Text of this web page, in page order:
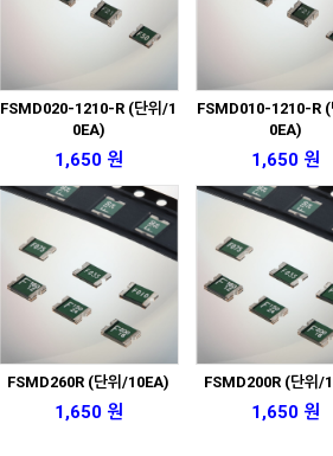
FSMD020-1210-R (단위/1
0EA)
1,650 원
FSMD010-1210-R
0EA)
1,650 원
FSMD260R (단위/10EA)
1,650 원
FSMD200R (단위/
1,650 원